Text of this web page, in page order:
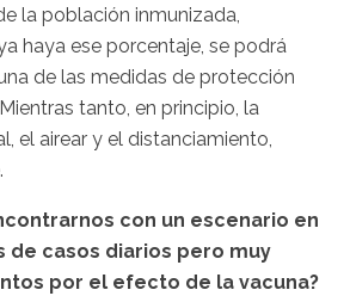
la población inmunizada,
haya ese porcentaje, se podrá
de las medidas de protección
tanto, en principio, la
el airear y el distanciamiento,
con un escenario en
de casos diarios pero muy
por el efecto de la vacuna?